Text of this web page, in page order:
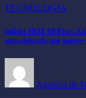
TECNOLOGÍA
Infinix HOT 60 Pro+:
ultradelgado que
Agencia de